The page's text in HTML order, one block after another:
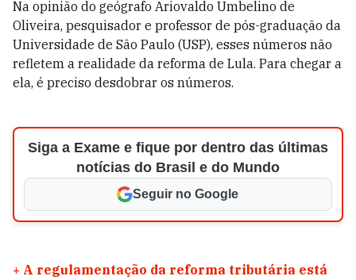
Na opinião do geógrafo Ariovaldo Umbelino de
Oliveira, pesquisador e professor de pós-graduação da
Universidade de São Paulo (USP), esses números não
refletem a realidade da reforma de Lula. Para chegar a
ela, é preciso desdobrar os números.
Siga a Exame e fique por dentro das últimas
notícias do Brasil e do Mundo
Seguir no Google
+ A regulamentação da reforma tributária está